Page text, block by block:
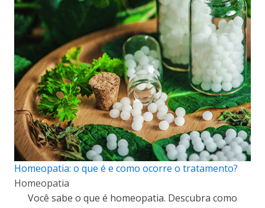
Homeopatia: o que é e como ocorre o tratamento?
Homeopatia
Você sabe o que é homeopatia. Descubra como